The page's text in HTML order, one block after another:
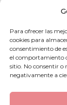
Para ofrecer las
cookies para
consentimiento de
el comportamiento
sitio. No consentir o
negativamente a
e
b
o
o
k
t
a
g
r
a
m
Copyright ©